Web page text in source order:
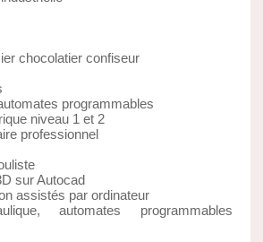
chocolatier confiseur
programmables
niveau 1 et 2
professionnel
sur Autocad
assistés par ordinateur
automates programmables